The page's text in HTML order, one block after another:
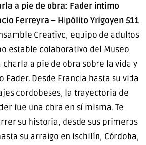
a pie de obra: Fader intimo
Ferreyra – Hipólito Yrigoyen 511
Creativo, equipo de adultos
estable colaborativo del Museo,
a pie de obra sobre la vida y
Fader. Desde Francia hasta su vida
cordobeses, la trayectoria de
fue una obra en sí misma. Te
su historia, desde sus primeros
su arraigo en Ischilín, Córdoba,